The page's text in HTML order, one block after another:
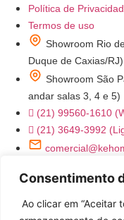
Consentimento
Ao clicar em “Aceitar
Política de
Termos de uso
Showroom Rio
Duque de Caxias/RJ)
Showroom São
andar salas 3, 4 e 5)
(21) 99560-1610
(21) 3649-3992